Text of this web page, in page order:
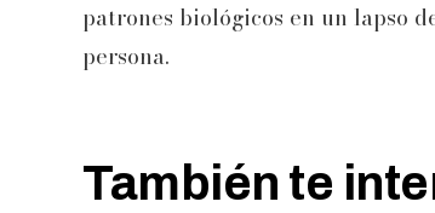
patrones biológicos en un lapso
persona.
También te